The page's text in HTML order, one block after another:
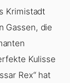
Krimistadt
Gassen, die
Kulisse
Rex“ hat